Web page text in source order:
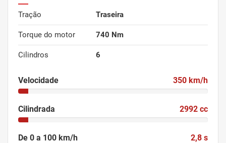
Tração Traseira
Torque do motor 740 Nm
Cilindros 6
Velocidade 350 km/h
Cilindrada 2992 cc
De 0 a 100 km/h 2,8 s